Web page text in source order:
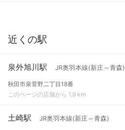
近くの駅
泉外旭川駅 JR奥羽本線(新庄～青森)
秋田市泉菅野二丁目18番
このページの店舗から 1.9 km
土崎駅 JR奥羽本線(新庄～青森)